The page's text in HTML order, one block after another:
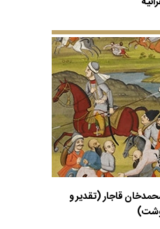
قاجار (تقدیر و